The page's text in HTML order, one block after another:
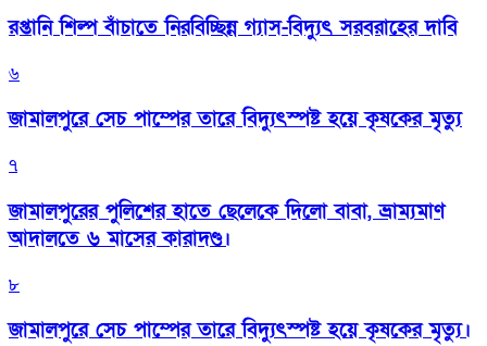
রপ্তানি শিল্প বাঁচাতে নিরবিচ্ছিন্ন গ্যাস-বিদ্যুৎ সরবরাহের দাবি
৬
জামালপুরে সেচ পাম্পের তারে বিদ্যুৎস্পষ্ট হয়ে কৃষকের মৃত্যু
৭
জামালপুরের পুলিশের হাতে ছেলেকে দিলো বাবা, ভ্রাম্যমাণ
আদালতে ৬ মাসের কারাদণ্ড।
৮
জামালপুরে সেচ পাম্পের তারে বিদ্যুৎস্পষ্ট হয়ে কৃষকের মৃত্যু।